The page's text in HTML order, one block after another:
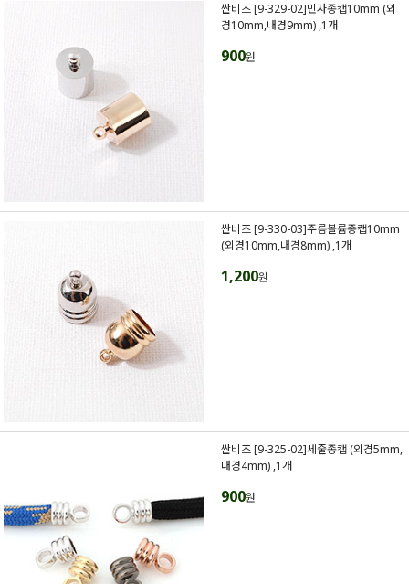
싼비즈 [9-329-02]민자종캡10mm (외
경10mm,내경9mm) ,1개
900원
싼비즈 [9-330-03]주름볼륨종캡10mm
(외경10mm,내경8mm) ,1개
1,200원
싼비즈 [9-325-02]세줄종캡 (외경5mm,
내경4mm) ,1개
900원